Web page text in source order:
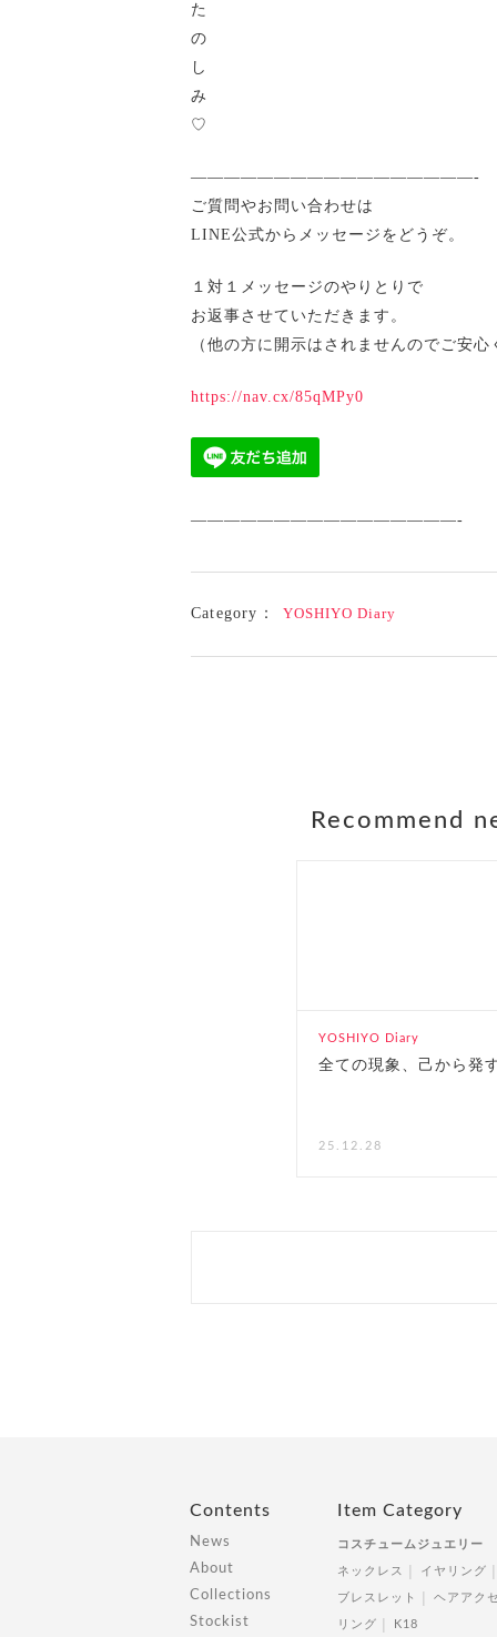
た
の
し
み
♡
—————————————————-
ご質問やお問い合わせは
LINE公式からメッセージをどうぞ。
１対１メッセージのやりとりで
お返事させていただきます。
（他の方に開示はされませんのでご安心
https://nav.cx/85qMPy0
————————————————-
Category： YOSHIYO Diary
Recommend
YOSHIYO Diary
全ての現象、己から発
25.12.28
Contents
News
About
Collections
Stockist
Item Category
コスチュームジュエリー
ネックレス イヤリング
ブレスレット ヘアアク
リング K18